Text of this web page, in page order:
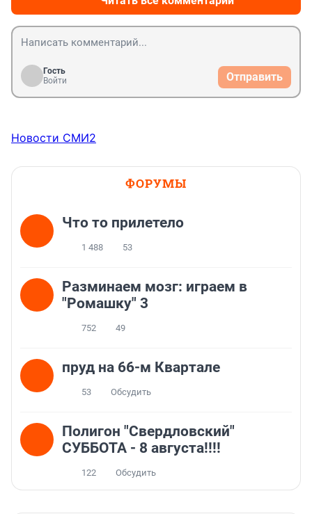
доступности должны быть, и чтобы из них вывозили
не одной машиной, как у гиперов Ленты, только
больше
Гость
Войти
Отправить
Новости СМИ2
ФОРУМЫ
Что то прилетело
1 488 53
Разминаем мозг: играем в
"Ромашку" 3
752 49
пруд на 66-м Квартале
53 Обсудить
Полигон "Свердловский"
СУББОТА - 8 августа!!!!
122 Обсудить